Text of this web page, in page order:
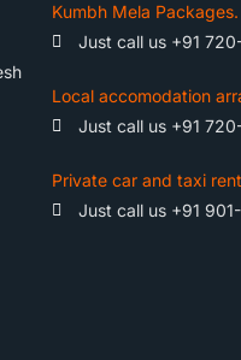
Kumbh Mela Packages.
Just call us +91
Local accomodation
Just call us +91
Private car and taxi
Just call us +91